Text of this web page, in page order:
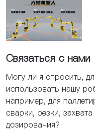
Связаться с нами
Могу ли я спросить,
использовать нашу
например, для
сварки, резки,
дозирования?